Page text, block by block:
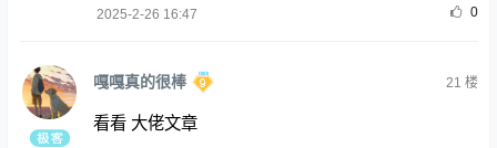
2025-2-26 16:47 0
嘎嘎真的很棒 21 楼
看看 大佬文章